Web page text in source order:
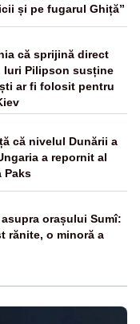
și pe fugarul Ghiță”
că sprijină direct
Iuri Pilipson susține
ar fi folosit pentru
că nivelul Dunării a
a repornit al
Paks
orașului Sumî:
rănite, o minoră a